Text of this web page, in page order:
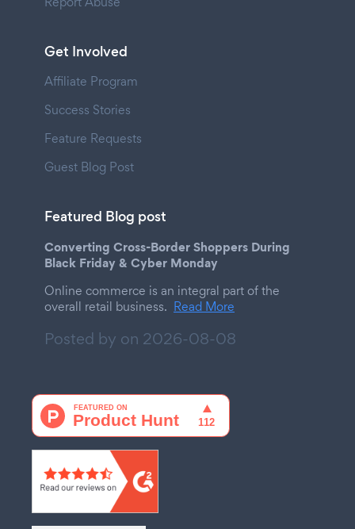
Get Involved
Affiliate Program
Success Stories
Feature Requests
Guest Blog Post
Featured Blog post
Converting Cross-Border Shoppers During
Black Friday & Cyber Monday
Online commerce is an integral part of the
overall retail business. Read More
Posted by on 2026-08-08